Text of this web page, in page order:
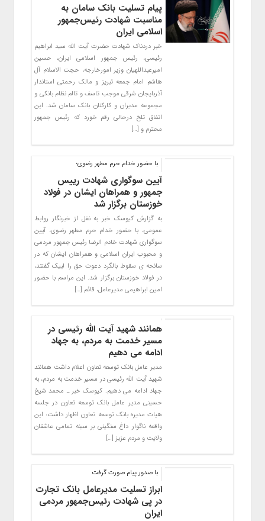
پیام تسلیت بانک سامان به
مناسبت شهادت رئیس‌جمهور
اسلامی ایران
خبر دردناک شهادت حضرت آیت الله سید ابراهیم
رئیسی، رئیس جمهور اسلامی ایران، حسین
امیرعبداللهیان وزیر امورخارجه، حجت الاسلام آل
هاشم امام جمعه تبریز و مالک رحمتی استاندار
آذربایجان شرقی موجب تاسف و تالم نظام بانکی و
مجموعه مدیران و کارکنان بانک سامان شد. این
اتفاق تلخ درحالی رقم خورد که رئیس جمهور
محترم و […]
با حضور خدام حرم مطهر رضوی؛
آیین سوگواری شهادت رییس
جمهور و همراهان ایشان در فولاد
خوزستان برگزار شد
به گزارش کیوسک خبر به نقل از خبرنگار روابط
عمومی، با حضور خدام حرم مطهر رضوی، آیین
سوگواری شهادت خادم الرضا رئیس جمهور مردمی
و محبوب ایران اسلامی و همراهان ایشان که در
سانحه ی سقوط بالگرد دعوت حق را لبیک گفتند،
در فولاد خوزستان برگزار شد. این‌ مراسم با حضور
امین ابراهیمی مدیرعامل، قائم […]
همانند شهید آیت الله رئیسی در
مسیر خدمت به مردم، به جهاد
ادامه می دهیم
مدیر عامل بانک توسعه تعاون اعلام داشت همانند
شهید آیت الله رئیسی در مسیر خدمت به مردم، به
جهاد ادامه می دهیم. کیوسک خبر ـ محمد شیخ
حسینی مدیر عامل بانک توسعه تعاون در جلسه
هیات مدیره بانک توسعه تعاون اظهار داشت: این
واقعه ناگوار داغ سنگینی بر سینه تمامی عاشقان
ولایت و مردم عزیز […]
با صدور پیام صورت گرفت
ابراز تسلیت مدیرعامل بانک تجارت
در پی شهادت رئیس‌جمهور مردمی
ایران